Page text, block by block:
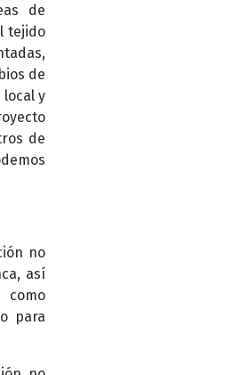
de
tejido
de
y
de
no
así
como
para